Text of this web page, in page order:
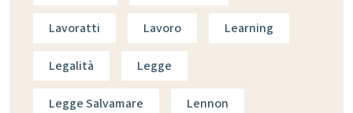
Lavoratti Lavoro Learning
Legalità Legge
Legge Salvamare Lennon